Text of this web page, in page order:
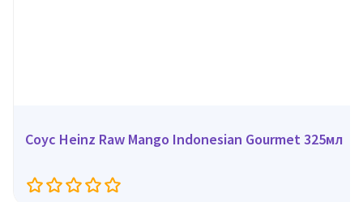
Соус Heinz Raw Mango Indonesian Gourmet 325мл